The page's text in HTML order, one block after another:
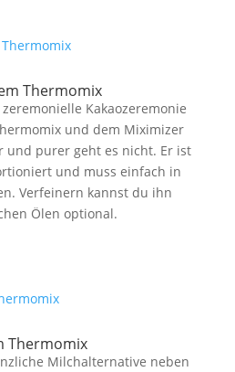
Thermomix
Kakaozeremonie
und dem Miximizer
und purer geht es nicht. Er ist
und muss einfach in
Verfeinern kannst du ihn
Ölen optional.
Thermomix
Milchalternative neben